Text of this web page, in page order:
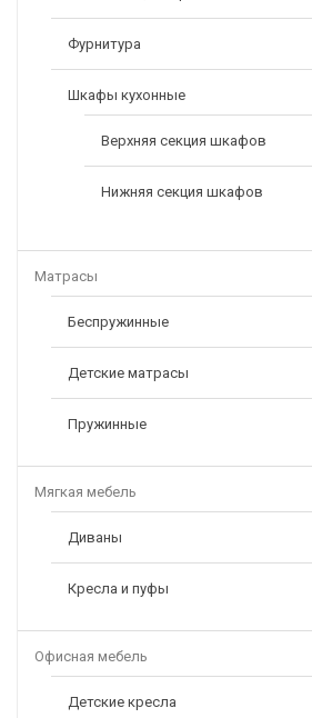
Фурнитура
Шкафы кухонные
Верхняя секция шкафов
Нижняя секция шкафов
Матрасы
Беспружинные
Детские матрасы
Пружинные
Мягкая мебель
Диваны
Кресла и пуфы
Офисная мебель
Детские кресла